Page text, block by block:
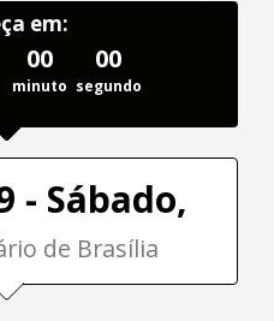
em:
00
minuto
00
segundo
- Sábado,
de Brasília